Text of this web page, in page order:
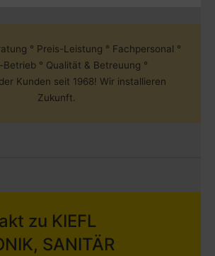
° Preis-Leistung ° Fachpersonal °
Betrieb ° Qualität & Betreuung °
Kunden seit 1968! Wir installieren
Zukunft.
zu KIEFL
SANITÄR